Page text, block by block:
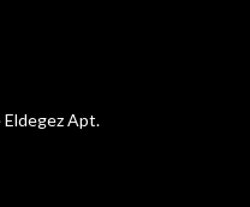
Eldegez Apt.